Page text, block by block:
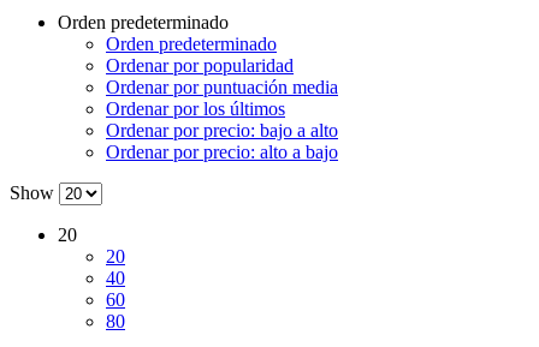
Orden predeterminado
Orden predeterminado
Ordenar por popularidad
Ordenar por puntuación media
Ordenar por los últimos
Ordenar por precio: bajo a alto
Ordenar por precio: alto a bajo
Show
20
20
40
60
80